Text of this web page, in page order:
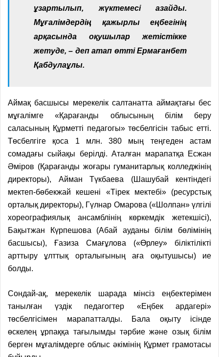
ұзартылып, жүктемесі азайды.
Мұғалімдердің қажырлы еңбегінің
арқасында оқушылар жетістікке
жетуде, – деп атап өтті Ермағанбет
Қабдулаұлы.
Аймақ басшысы мерекелік салтанатта аймақтағы бес
мұғалімге «Қарағанды облысының білім беру
саласының Құрметті педагогы» төсбелгісін табыс етті.
Төсбелгіге қоса 1 млн. 380 мың теңгеден астам
сомадағы сыйақы берілді. Аталған марапатқа Есжан
Әміров (Қарағанды жоғары гуманитарлық колледжінің
директоры), Айман Түкбаева (Шашубай кентіндегі
мектеп-бөбекжай кешені «Тірек мектебі» (ресурстық
орталық директоры), Гүлнар Омарова («Шолпан» үлгілі
хореографиялық ансамблінің көркемдік жетекшісі),
Бақытжан Күрпешова (Абай ауданы білім бөлімінің
басшысы), Ғазиза Смағұлова («Өрлеу» біліктілікті
арттыру ұлттық орталығының аға оқытушысы) ие
болды.
Сондай-ақ, мерекелік шарада мінсіз еңбектерімен
танылған үздік педагогтер «Еңбек ардагері»
төсбелгісімен марапатталды. Бала оқыту ісінде
өскелең ұрпаққа тағылымды тәрбие және озық білім
берген мұғалімдерге облыс әкімінің Құрмет грамотасы